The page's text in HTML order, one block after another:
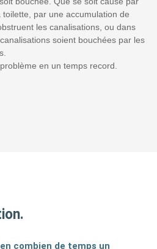
par une accumulation de
les canalisations, ou dans
soient bouchées par les
en un temps record.
combien de temps un